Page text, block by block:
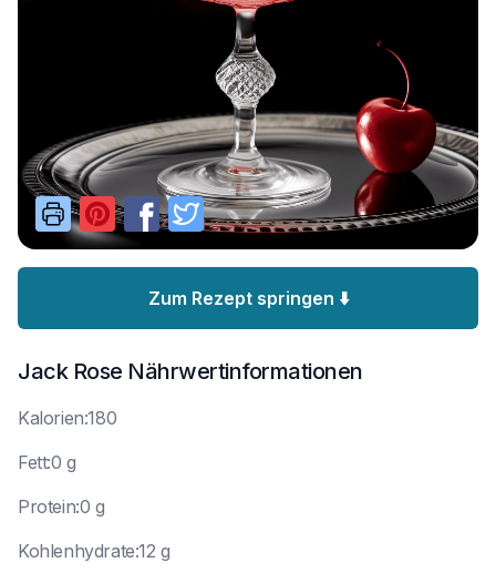
Zum Rezept springen ⬇️
Jack Rose Nährwertinformationen
Kalorien:180
Fett:0 g
Protein:0 g
Kohlenhydrate:12 g